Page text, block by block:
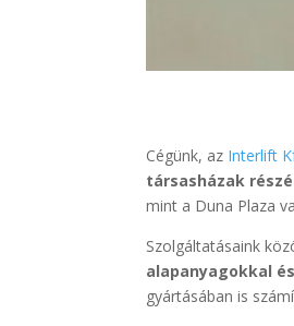
Cégünk, az Interlift
társasházak
mint a Duna Plaza
Szolgáltatásaink
alapanyagokkal
gyártásában is